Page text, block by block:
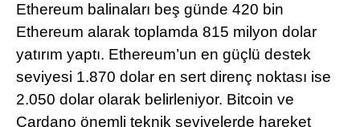
Telegram
Ethereum balinaları beş günde 420 bin
Ethereum alarak toplamda 815 milyon dolar
yatırım yaptı. Ethereum’un en güçlü destek
seviyesi 1.870 dolar en sert direnç noktası ise
2.050 dolar olarak belirleniyor. Bitcoin ve
Cardano önemli teknik seviyelerde hareket